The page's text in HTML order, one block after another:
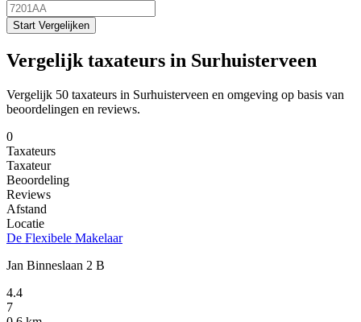
Start Vergelijken
Vergelijk taxateurs in Surhuisterveen
Vergelijk 50 taxateurs in Surhuisterveen en omgeving op basis van
beoordelingen en reviews.
0
Taxateurs
Taxateur
Beoordeling
Reviews
Afstand
Locatie
De Flexibele Makelaar
Jan Binneslaan 2 B
4.4
7